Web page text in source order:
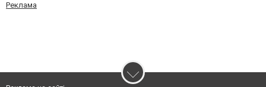
Реклама